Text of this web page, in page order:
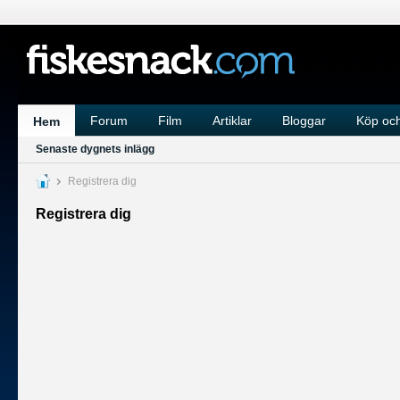
Hem Forum Film Artiklar Bloggar Köp
Senaste dygnets inlägg
Registrera dig
Registrera dig